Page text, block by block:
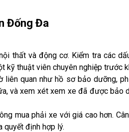
Đống Đa
thất và động cơ. Kiểm tra các
kỹ thuật viên chuyên nghiệp trước
quan như hồ sơ bảo dưỡng,
và xem xét xem xe đã được bảo
mua phải xe với giá cao hơn.
định hợp lý.